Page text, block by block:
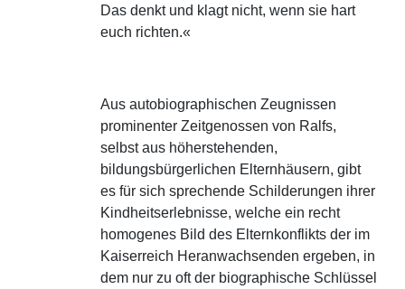
Das denkt und klagt nicht, wenn sie hart
euch richten.«
Aus autobiographischen Zeugnissen
prominenter Zeitgenossen von Ralfs,
selbst aus höherstehenden,
bildungsbürgerlichen Elternhäusern, gibt
es für sich sprechende Schilderungen ihrer
Kindheitserlebnisse, welche ein recht
homogenes Bild des Elternkonflikts der im
Kaiserreich Heranwachsenden ergeben, in
dem nur zu oft der biographische Schlüssel